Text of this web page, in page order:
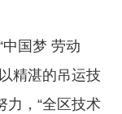
国梦 劳动
精湛的吊运技
力，“全区技术